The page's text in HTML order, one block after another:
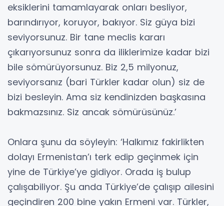
eksiklerini tamamlayarak onları besliyor,
barındırıyor, koruyor, bakıyor. Siz güya bizi
seviyorsunuz. Bir tane meclis kararı
çıkarıyorsunuz sonra da iliklerimize kadar bizi
bile sömürüyorsunuz. Biz 2,5 milyonuz,
seviyorsanız (bari Türkler kadar olun) siz de
bizi besleyin. Ama siz kendinizden başkasına
bakmazsınız. Siz ancak sömürüsünüz.’
Onlara şunu da söyleyin: ‘Halkımız fakirlikten
dolayı Ermenistan’ı terk edip geçinmek için
yine de Türkiye’ye gidiyor. Orada iş bulup
çalışabiliyor. Şu anda Türkiye’de çalışıp ailesini
geçindiren 200 bine yakın Ermeni var. Türkler,